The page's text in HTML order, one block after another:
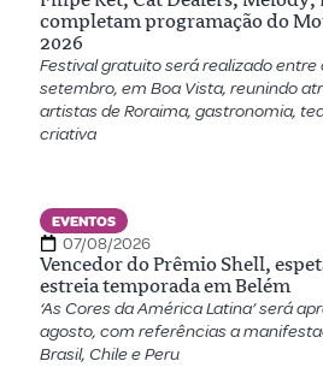
completam programação do
2026
Festival gratuito será realizado entre
setembro, em Boa Vista, reunindo
artistas de Roraima, gastronomia,
criativa
EVENTOS
07/08/2026
Vencedor do Prêmio Shell,
estreia temporada em Belém
‘As Cores da América Latina’ será
agosto, com referências a
Brasil, Chile e Peru